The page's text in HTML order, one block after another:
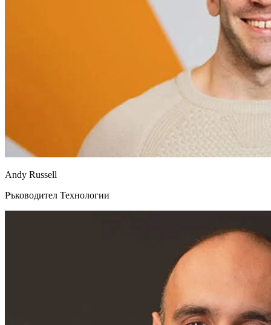
Andy Russell
Ръководител Технологии